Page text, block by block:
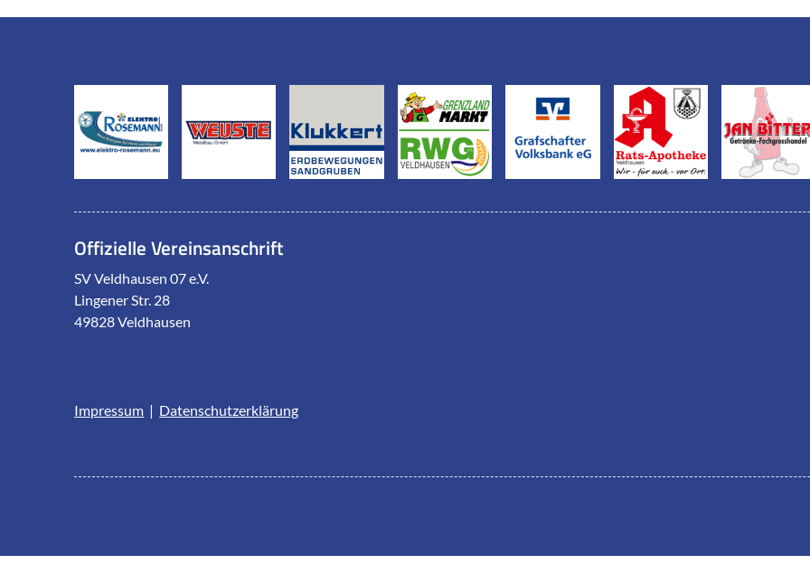
Offizielle Vereinsanschrift
SV Veldhausen 07 e.V.
Lingener Str. 28
49828 Veldhausen
Impressum | Datenschutzerklärung